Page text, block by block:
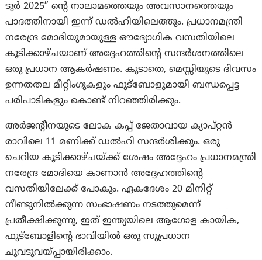
ടൂർ 2025” ന്റെ നാലാമത്തെയും അവസാനത്തെയും
പാദത്തിനായി ഇന്ന് ഡൽഹിയിലെത്തും. പ്രധാനമന്ത്രി
നരേന്ദ്ര മോദിയുമായുള്ള ഔദ്യോഗിക വസതിയിലെ
കൂടിക്കാഴ്ചയാണ് അദ്ദേഹത്തിന്റെ സന്ദർശനത്തിലെ
ഒരു പ്രധാന ആകർഷണം. കൂടാതെ, മെസ്സിയുടെ ദിവസം
ഉന്നതതല മീറ്റിംഗുകളും ഫുട്ബോളുമായി ബന്ധപ്പെട്ട
പരിപാടികളും കൊണ്ട് നിറഞ്ഞിരിക്കും.
അർജന്റീനയുടെ ലോക കപ്പ് ജേതാവായ ക്യാപ്റ്റൻ
രാവിലെ 11 മണിക്ക് ഡൽഹി സന്ദർശിക്കും. ഒരു
ചെറിയ കൂടിക്കാഴ്ചയ്ക്ക് ശേഷം അദ്ദേഹം പ്രധാനമന്ത്രി
നരേന്ദ്ര മോദിയെ കാണാൻ അദ്ദേഹത്തിന്റെ
വസതിയിലേക്ക് പോകും. ഏകദേശം 20 മിനിറ്റ്
നീണ്ടുനിൽക്കുന്ന സംഭാഷണം നടത്തുമെന്ന്
പ്രതീക്ഷിക്കുന്നു, ഇത് ഇന്ത്യയിലെ ആഗോള കായിക,
ഫുട്ബോളിന്റെ ഭാവിയിൽ ഒരു സുപ്രധാന
ചുവടുവയ്പ്പായിരിക്കാം.